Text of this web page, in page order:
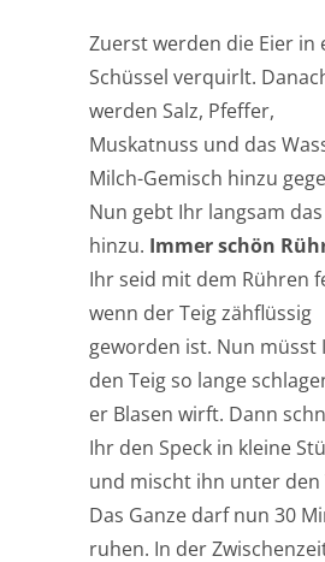
Zuerst werden die Eier in
Schüssel verquirlt.
werden Salz, Pfeffer,
Muskatnuss und das
Milch-Gemisch hinzu
Nun gebt Ihr langsam
hinzu. Immer schön
Ihr seid mit dem Rühren
wenn der Teig zähflüssig
geworden ist. Nun müsst
den Teig so lange
er Blasen wirft. Dann
Ihr den Speck in kleine
und mischt ihn unter den
Das Ganze darf nun 30
ruhen. In der